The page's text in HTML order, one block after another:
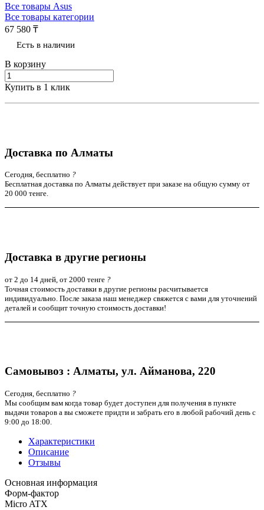
Все товары Asus
Все товары категории
67 580 ₸
Есть в наличии
В корзину
Купить в 1 клик
Доставка по Алматы
Сегодня, бесплатно ?
Бесплатная доставка по Алматы действует при заказе на общую сумму от
20 000 тенге.
Доставка в другие регионы
от 2 до 14 дней, от 2000 тенге ?
Точная стоимость доставки в другие регионы расчитывается
индивидуально. После заказа наш менеджер свяжется с вами для уточнений
деталей и сообщит точную стоимость доставки!
Самовывоз : Алматы, ул. Айманова, 220
Сегодня, бесплатно ?
Мы сообщим вам когда товар будет доступен для получения в пункте
выдачи товаров а вы сможете придти и забрать его в любой рабочий день с
9:00 до 18:00.
Характеристики
Описание
Отзывы
Основная информация
Форм-фактор
Micro ATX